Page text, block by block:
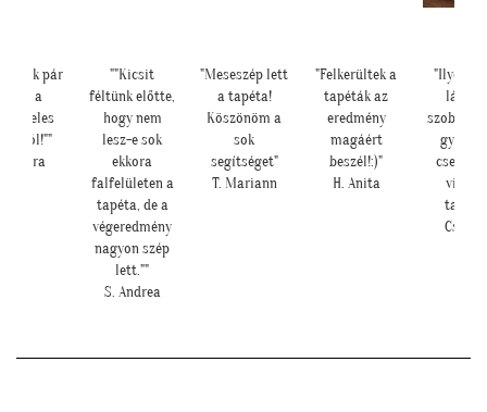
pár
""Kicsit
féltünk előtte,
hogy nem
lesz-e sok
ekkora
falfelületen a
tapéta, de a
végeredmény
nagyon szép
lett.""
S. Andrea
"Meseszép lett
a tapéta!
Köszönöm a
sok
segítséget"
T. Mariann
"Felkerültek a
tapéták az
eredmény
magáért
beszél!:)"
H. Anita
"Ilyen lett
lányom
gyönyörű
virágos
tapéta."
Cs. Andi